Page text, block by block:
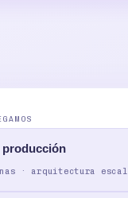
producción
· arquitectura